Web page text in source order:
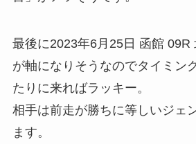
最後に2023年6月25日 函館 09R
が軸になりそうなのでタイミン
たりに来ればラッキー。
相手は前走が勝ちに等しいジェ
ます。